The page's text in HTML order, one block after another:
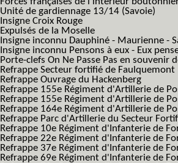
Unité de gardiennage 13/14 (Savoie)
Insigne Croix Rouge
Expulsés de la Moselle
Insigne inconnu Dauphiné - Maurienne -
Insigne inconnu Pensons à eux - Eux
Porte-clefs On Ne Passe Pas en souvenir
Refrappe Secteur fortifié de Faulquemont
Refrappe Ouvrage du Hackenberg
Refrappe 155e Régiment d'Artillerie de
Refrappe 155e Régiment d'Artillerie de
Refrappe 164e Régiment d'Artillerie de
Refrappe Parc d'Artillerie du Secteur
Refrappe 10e Régiment d'Infanterie de
Refrappe 22e Régiment d'Infanterie de
Refrappe 37e Régiment d'Infanterie de
Refrappe 69e Régiment d'Infanterie de